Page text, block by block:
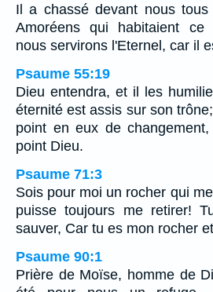
Il a chassé devant nous
Amoréens qui habitaient ce
nous servirons l'Eternel, car il
Psaume 55:19
Dieu entendra, et il les
éternité est assis sur son
point en eux de
point Dieu.
Psaume 71:3
Sois pour moi un rocher qui
puisse toujours me retirer!
sauver, Car tu es mon rocher
Psaume 90:1
Prière de Moïse, homme de